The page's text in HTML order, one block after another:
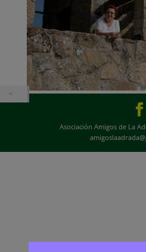
Asociación Amigos de La